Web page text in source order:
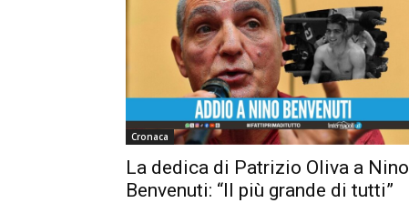
Cronaca
La dedica di Patrizio Oliva a Nino
Benvenuti: “Il più grande di tutti”